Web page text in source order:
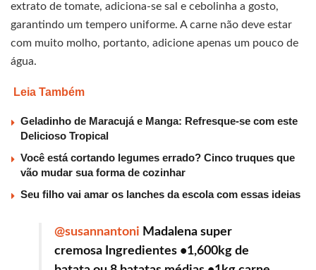
extrato de tomate, adiciona-se sal e cebolinha a gosto,
garantindo um tempero uniforme. A carne não deve estar
com muito molho, portanto, adicione apenas um pouco de
água.
Leia Também
Geladinho de Maracujá e Manga: Refresque-se com este
Delicioso Tropical
Você está cortando legumes errado? Cinco truques que
vão mudar sua forma de cozinhar
Seu filho vai amar os lanches da escola com essas ideias
@susannantoni Madalena super
cremosa Ingredientes •1,600kg de